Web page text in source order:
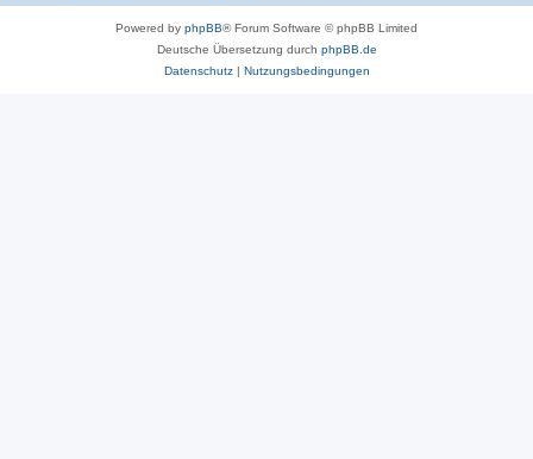
Powered by phpBB® Forum Software © phpBB Limited
Deutsche Übersetzung durch phpBB.de
Datenschutz| Nutzungsbedingungen